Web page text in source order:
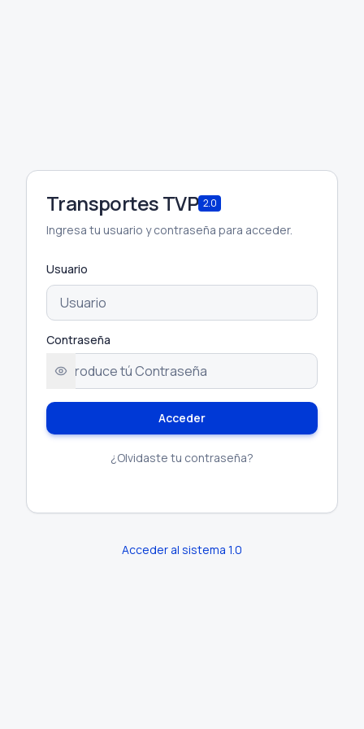
Transportes TVP 2.0
Ingresa tu usuario y contraseña para acceder.
Usuario
Contraseña
Acceder
¿Olvidaste tu contraseña?
Acceder al sistema 1.0